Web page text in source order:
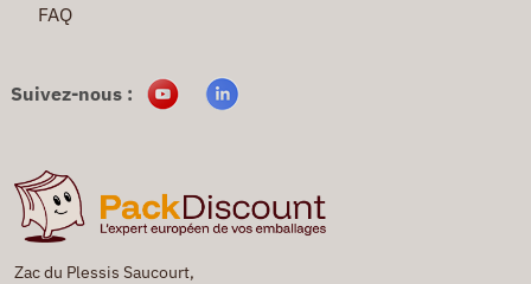
Zac du Plessis Saucourt,
FAQ
Suivez-nous :